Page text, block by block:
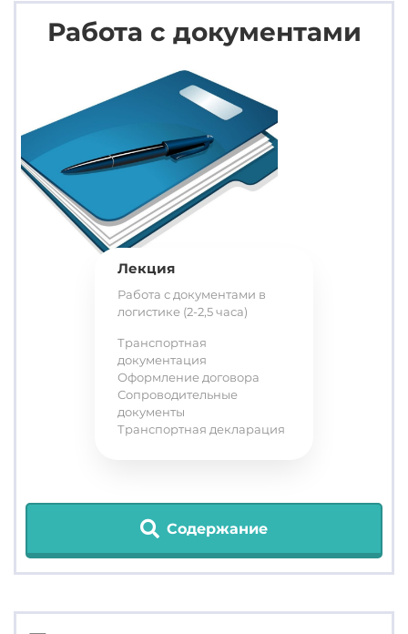
Работа с документами
Лекция
Работа с документами в
логистике (2-2,5 часа)
Транспортная
документация
Оформление договора
Сопроводительные
документы
Транспортная декларация
Содержание